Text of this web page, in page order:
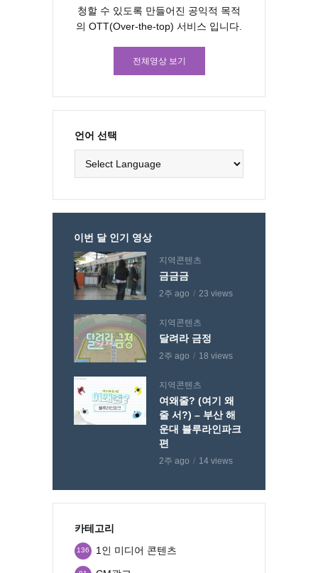
청할 수 있도록 만들어진 공익적 목적
의 OTT(Over-the-top) 서비스 입니다.
전체영상 보기
언어 선택
이번 달 인기 영상
지역콘텐츠
금금금
2주 ago 23 views
지역콘텐츠
달려라 금정
2주 ago 18 views
지역콘텐츠
여왜줄? (여기 왜
줄 서?) – 부산 해
운대 블루라인파크
편
2주 ago 14 views
카테고리
1인 미디어 콘텐츠
136